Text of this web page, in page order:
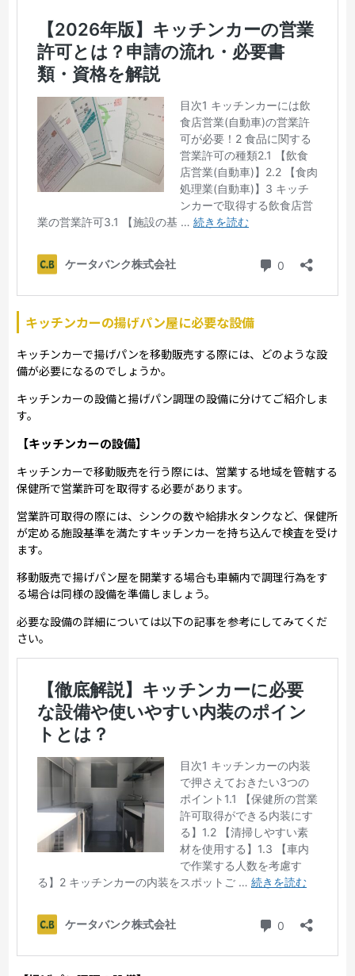
キッチンカーの揚げパン屋に必要な設備
キッチンカーで揚げパンを移動販売する際には、どのような設
備が必要になるのでしょうか。
キッチンカーの設備と揚げパン調理の設備に分けてご紹介しま
す。
【キッチンカーの設備】
キッチンカーで移動販売を行う際には、営業する地域を管轄する
保健所で営業許可を取得する必要があります。
営業許可取得の際には、シンクの数や給排水タンクなど、保健所
が定める施設基準を満たすキッチンカーを持ち込んで検査を受け
ます。
移動販売で揚げパン屋を開業する場合も車輛内で調理行為をす
る場合は同様の設備を準備しましょう。
必要な設備の詳細については以下の記事を参考にしてみてくだ
さい。